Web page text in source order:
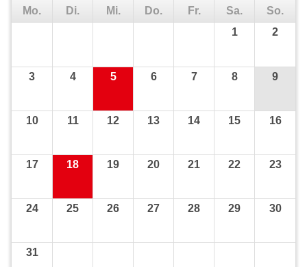
Mo. Di. Mi. Do. Fr. Sa.
So.
1
2
3 4 5 6 7 8 9
10 11 12 13 14 15 16
17 18 19 20 21 22 23
24 25 26 27 28 29 30
31